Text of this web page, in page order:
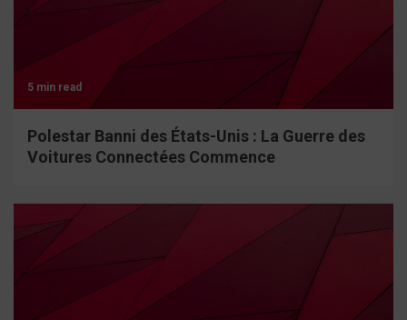
5 min read
Polestar Banni des États-Unis : La Guerre des
Voitures Connectées Commence